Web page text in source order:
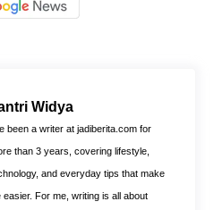
Widya
been a writer at jadiberita.com for
than 3 years, covering lifestyle,
and everyday tips that make
easier. For me, writing is all about